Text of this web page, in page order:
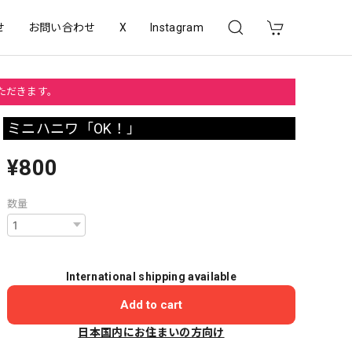
お問い合わせ X Instagram
きます。
ミニハニワ「OK！」
¥800
数量
International shipping available
Add to cart
日本国内にお住まいの方向け